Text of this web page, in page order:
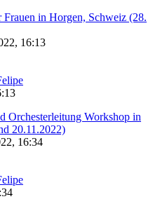
in Horgen, Schweiz (28.
16:13
Orchesterleitung Workshop in
20.11.2022)
16:34